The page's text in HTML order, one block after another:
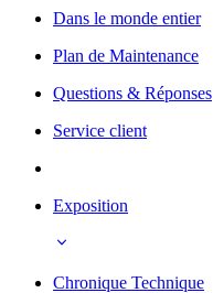
Dans le monde entier
Plan de Maintenance
Questions & Réponses
Service client
Exposition
Chronique Technique